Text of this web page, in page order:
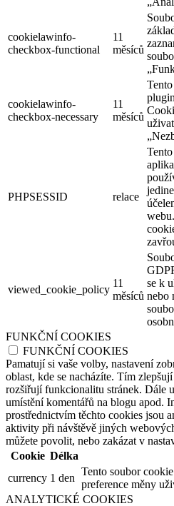
cookielawinfo-
checkbox-functional
11
měsíců
cookielawinfo-
checkbox-necessary
11
měsíců
PHPSESSID relace
viewed_cookie_policy
11
měsíců
se k
nebo
FUNKČNÍ COOKIES
FUNKČNÍ COOKIES
Pamatují si vaše volby, nastavení
oblast, kde se nacházíte. Tím
rozšiřují funkcionalitu stránek. Dále
umístění komentářů na blogu apod.
prostřednictvím těchto cookies jsou
aktivity při návštěvě jiných
můžete povolit, nebo zakázat v
Cookie Délka
currency 1 den
Tento soubor
preference měny
ANALYTICKÉ COOKIES